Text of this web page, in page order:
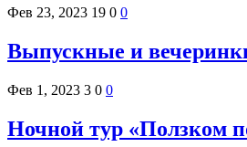
Фев 23, 2023 19 0 0
Выпускные и
Фев 1, 2023 3 0 0
Ночной тур «Ползком